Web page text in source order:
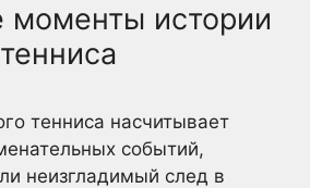
истории
тенниса насчитывает
событий,
неизгладимый след в